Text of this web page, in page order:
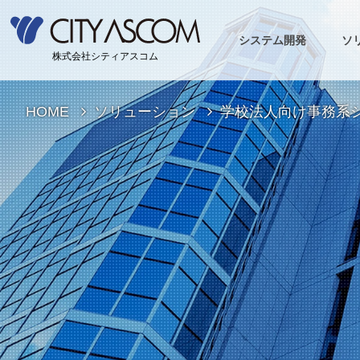
株式会社シティアスコム
システム開発 ソ
HOME ソリューション 学校法人向け事務系